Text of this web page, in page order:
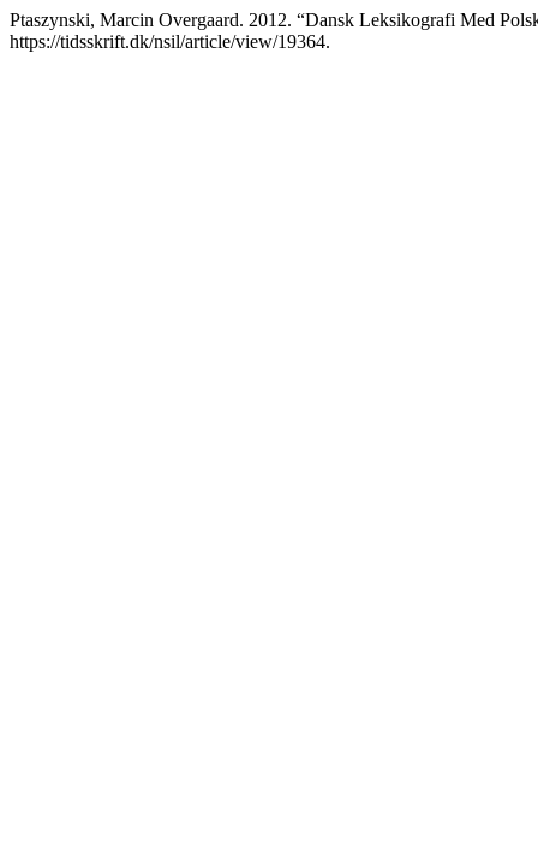
Ptaszynski, Marcin Overgaard. 2012. “Dansk Leksikografi Med
https://tidsskrift.dk/nsil/article/view/19364.